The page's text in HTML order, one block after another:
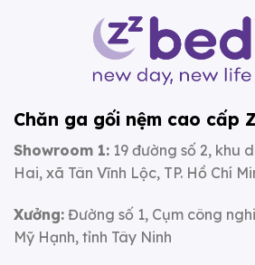
Chăn ga gối nệm cao cấp
Showroom 1: 19 đường số 2, khu
Hai, xã Tân Vĩnh Lộc, TP. Hồ Chí
Xưởng: Đường số 1, Cụm công
Mỹ Hạnh, tỉnh Tây Ninh